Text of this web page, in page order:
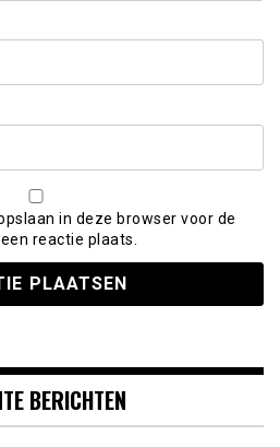
in deze browser voor de
reactie plaats.
BERICHTEN